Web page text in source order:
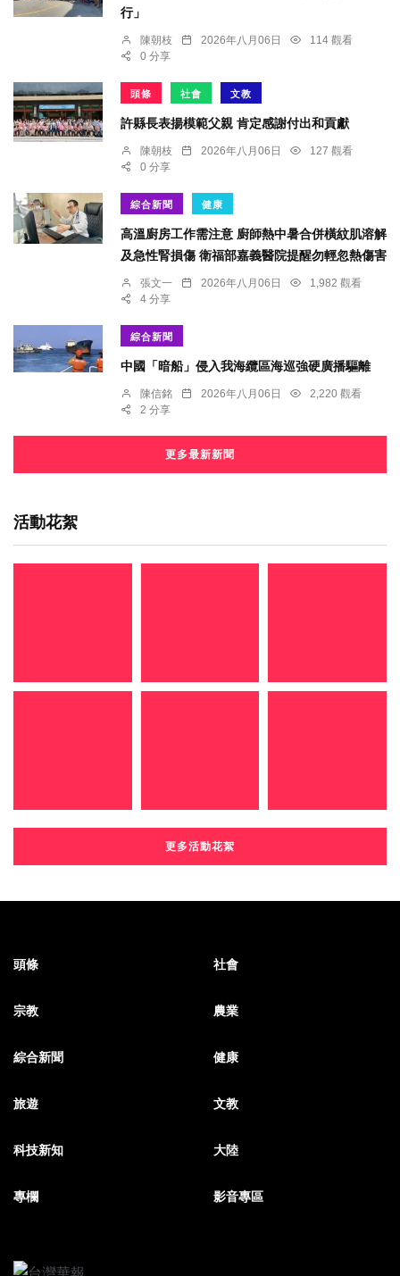
行」
陳朝枝 2026年八月06日
114 觀看
0 分享
頭條 社會 文教
許縣長表揚模範父親 肯定感謝付出和貢獻
陳朝枝 2026年八月06日
127 觀看
0 分享
綜合新聞 健康
高溫廚房工作需注意 廚師熱中暑合併橫紋肌溶解
及急性腎損傷 衛福部嘉義醫院提醒勿輕忽熱傷害
張文一 2026年八月06日
1,982 觀看
4 分享
綜合新聞
中國「暗船」侵入我海纜區海巡強硬廣播驅離
陳信銘 2026年八月06日
2,220 觀看
2 分享
更多最新新聞
活動花絮
更多活動花絮
頭條 社會
宗教 農業
綜合新聞 健康
旅遊 文教
科技新知 大陸
專欄 影音專區